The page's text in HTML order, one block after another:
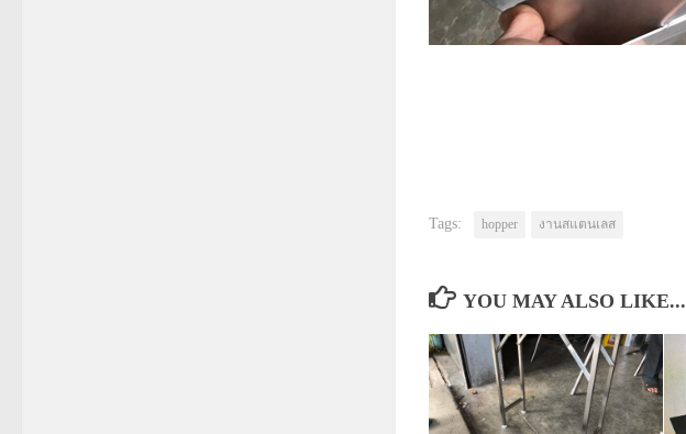
Tags: hopper งานสแตนเลส
YOU MAY ALSO LIKE...